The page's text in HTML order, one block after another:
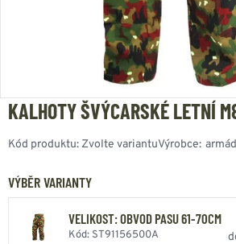
KALHOTY ŠVÝCARSKÉ LETNÍ
Kód produktu: Zvolte variantuVýrobce:
VÝBĚR VARIANTY
VELIKOST: OBVOD PASU 61-70CM
Kód: ST91156500A